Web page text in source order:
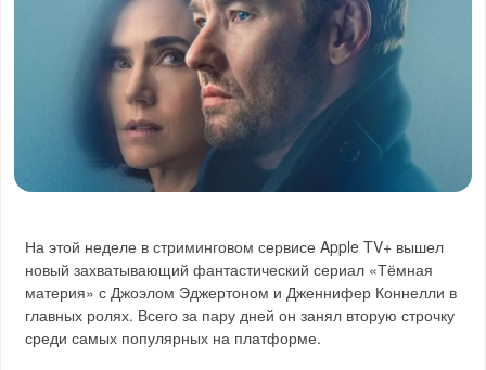
На этой неделе в стриминговом сервисе Apple TV+ вышел
новый захватывающий фантастический сериал «Тёмная
материя» с Джоэлом Эджертоном и Дженнифер Коннелли в
главных ролях. Всего за пару дней он занял вторую строчку
среди самых популярных на платформе.